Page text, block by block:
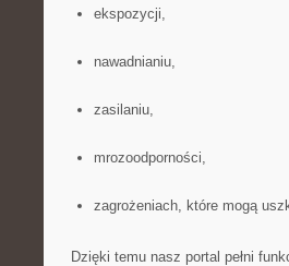
ekspozycji,
nawadnianiu,
zasilaniu,
mrozoodporności,
zagrożeniach, które mogą
Dzięki temu nasz portal pełni